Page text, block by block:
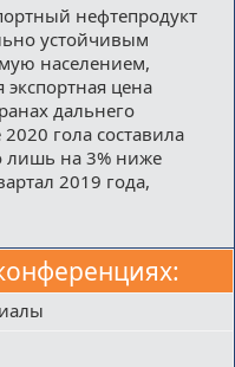
нефтепродукт
устойчивым
населением,
цена
дальнего
гола составила
лишь на 3% ниже
2019 года,